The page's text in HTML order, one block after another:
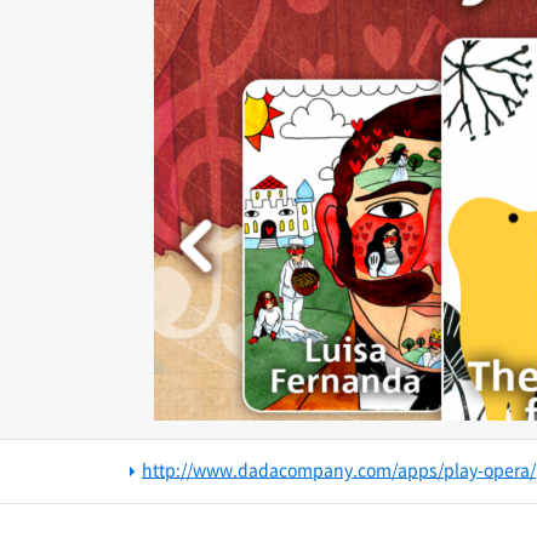
http://www.dadacompany.com/apps/play-opera/